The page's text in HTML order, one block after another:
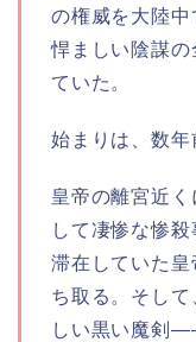
の権威を大陸中
悍ましい陰謀
ていた。
始まりは、数年
皇帝の離宮近
して凄惨な惨
滞在していた
ち取る。そし
しい黒い魔剣